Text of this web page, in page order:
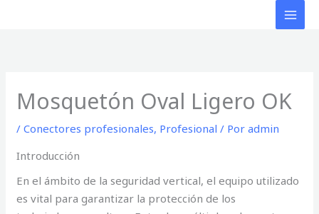
Mosquetón Oval Ligero OK
/Conectores profesionales, Profesional / Poradmin
Introducción
En el ámbito de la seguridad vertical, el equipo utilizado
es vital para garantizar la protección de los